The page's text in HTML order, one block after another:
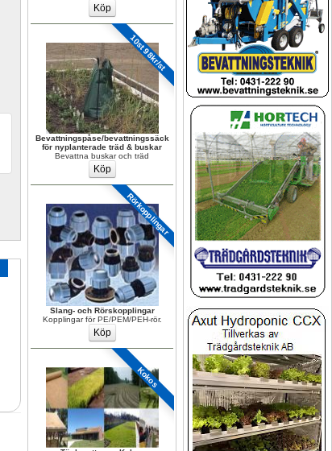
10st 98kr/st
Bevattningspåse/bevattningssäck
för nyplanterade träd & buskar
Bevattna buskar och träd
Rörkopplingar
Slang- och Rörskopplingar
Kopplingar för PE/PEM/PEH-rör.
Kokos